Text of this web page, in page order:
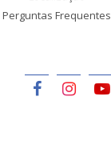
Perguntas Frequentes